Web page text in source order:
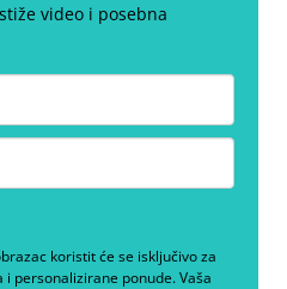
video i posebna
koristit će se isključivo za
personalizirane ponude. Vaša